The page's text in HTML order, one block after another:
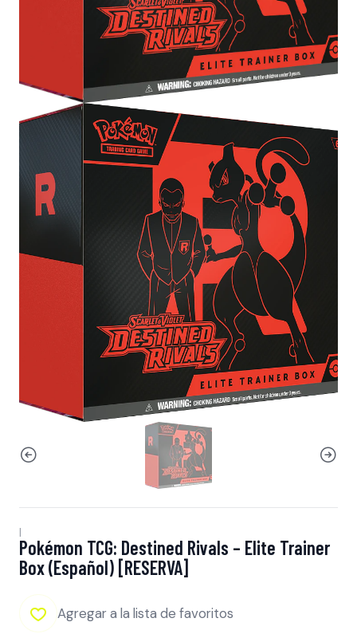
|
Pokémon TCG: Destined Rivals – Elite Trainer
Box (Español) [RESERVA]
Agregar a la lista de favoritos